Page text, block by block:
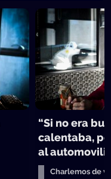
“Si no era
calentaba,
al
Charlemos de